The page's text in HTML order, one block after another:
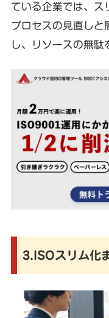
ている企業では、ス
プロセスの見直しと
し、リソースの無駄
3.ISOスリム化